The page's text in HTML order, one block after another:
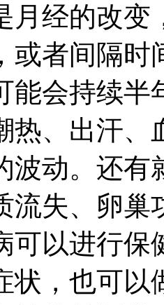
月经的改变
或者间隔
能会持续
热、出汗、
波动。还
流失、卵巢
可以进行保
状，也可以